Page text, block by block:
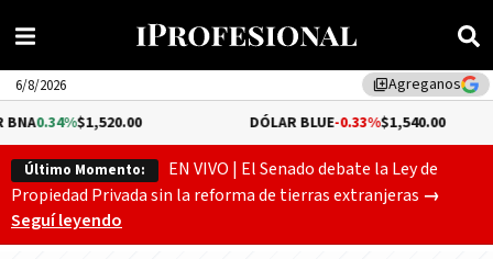
library_addAgreganos
6/8/2026
-0.33%$1,540.00
Último Momento:
EN VIVO | El Senado debate la Ley de
Propiedad Privada sin la reforma de tierras extranjeras →
Seguí leyendo